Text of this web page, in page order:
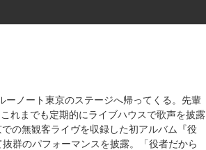
ーノート東京のステージへ帰ってくる。先輩
れまでも定期的にライブハウスで歌声を披露
の無観客ライヴを収録した初アルバム『役
群のパフォーマンスを披露。「役者だから